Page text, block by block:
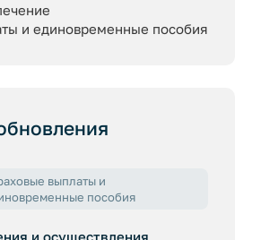
и единовременные пособия
выплаты и
пособия
и осуществления